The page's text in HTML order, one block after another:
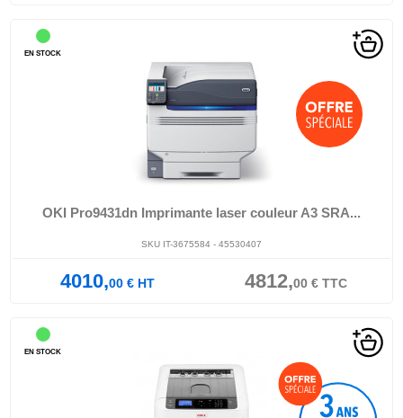
OKI Pro9431dn Imprimante laser couleur A3 SRA...
SKU IT-3675584 - 45530407
4010,00€HT 4812,00€TTC
EN STOCK
EN STOCK